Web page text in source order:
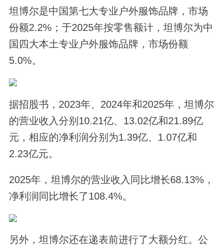
坦博尔是中国第七大专业户外服饰品牌，市场
份额2.2%；于2025年按零售额计，坦博尔为中
国四大本土专业户外服饰品牌，市场份额
5.0%。
据招股书，2023年、2024年和2025年，坦博尔
的营业收入分别10.21亿、13.02亿和21.89亿
元，相应的净利润分别为1.39亿、1.07亿和
2.23亿元。
2025年，坦博尔的营业收入同比增长68.13%，
净利润同比增长了108.4%。
另外，坦博尔还在递表前进行了大额分红。公